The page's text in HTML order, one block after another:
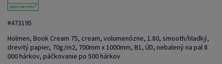
#473195
Holmen, Book Cream 75, cream, volumenózne, 1.80, smooth/hladký,
drevitý papier, 70g/m2, 700mm x 1000mm, B1, ÚD, nebalený na pal 8
000 hárkov, páčkovanie po 500 hárkov